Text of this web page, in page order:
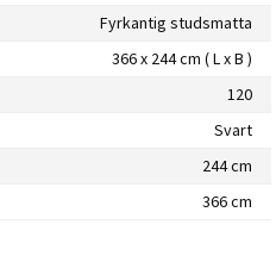
Fyrkantig studsmatta
366 x 244 cm ( L x B )
120
Svart
244 cm
366 cm